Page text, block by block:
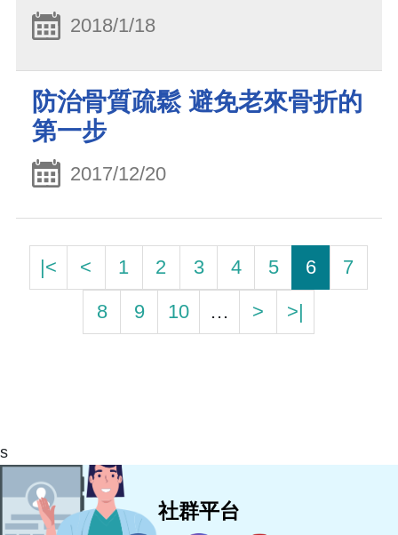
2018/1/18
防治骨質疏鬆 避免老來骨折的
第一步
2017/12/20
|< < 1 2 3 4 5 6
7
8
9 10 … > >|
s
社群平台